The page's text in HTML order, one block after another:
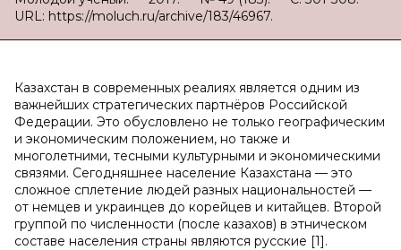
URL: https://moluch.ru/archive/183/46967.
Казахстан в современных реалиях является одним из
важнейших стратегических партнёров Российской
Федерации. Это обусловлено не только географическим
и экономическим положением, но также и
многолетними, тесными культурными и экономическими
связями. Сегодняшнее население Казахстана — это
сложное сплетение людей разных национальностей —
от немцев и украинцев до корейцев и китайцев. Второй
группой по численности (после казахов) в этническом
составе населения страны являются русские [1].